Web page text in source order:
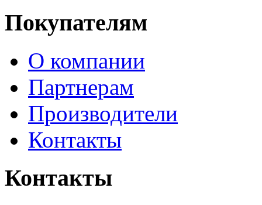
Покупателям
О компании
Партнерам
Производители
Контакты
Контакты